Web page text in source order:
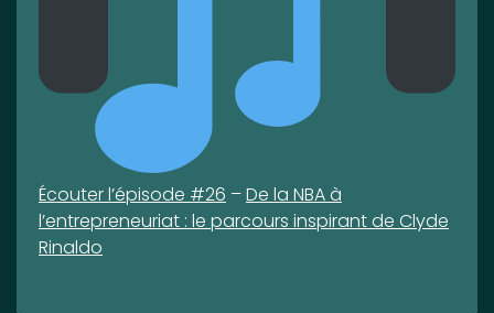
Écouter l’épisode #26 –De la NBA à
l’entrepreneuriat : le parcours inspirant de Clyde
Rinaldo